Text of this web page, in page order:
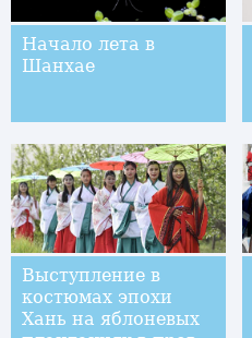
Начало лета в
Шанхае
Выступление в
костюмах эпохи
Хань на яблоневых